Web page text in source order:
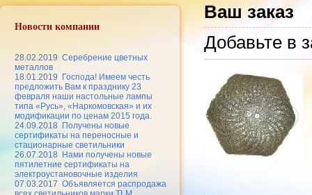
Новости компании
28.02.2019 Серебрение цветных
металлов
18.01.2019
Господа! Имеем честь
предложить Вам к празднику 23
февраля наши настольные лампы
типа «Русь», «Наркомовская» и их
модификации по ценам 2015 года.
24.09.2018
Получены новые
сертификаты на переносные и
стационарные светильники
26.07.2018
Нами получены новые
пятилетние сертификаты на
электроустановочные изделия
07.03.2017 Объявляется распродажа
Ваш заказ
Добавьте в